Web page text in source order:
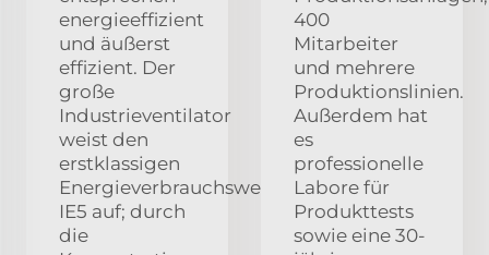
energieeffizient
und äußerst
effizient. Der
große
Industrieventilator
weist den
erstklassigen
Energieverbrauchswert
IE5 auf; durch
die
400
Mitarbeiter
und mehrere
Produktionslinien.
Außerdem hat
es
professionelle
Labore für
Produkttests
sowie eine 30-